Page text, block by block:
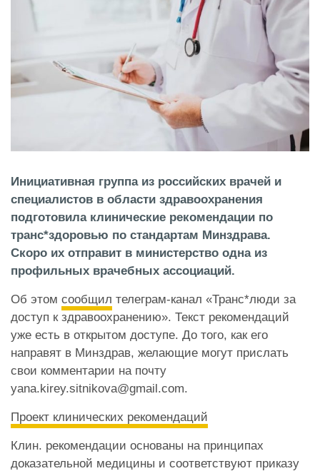
Инициативная группа из российских врачей и
специалистов в области здравоохранения
подготовила клинические рекомендации по
транс*здоровью по стандартам Минздрава.
Скоро их отправит в министерство одна из
профильных врачебных ассоциаций.
Об этом сообщил телеграм-канал «Транс*люди за
доступ к здравоохранению». Текст рекомендаций
уже есть в открытом доступе. До того, как его
направят в Минздрав, желающие могут прислать
свои комментарии на почту
yana.kirey.sitnikova@gmail.com.
Проект клинических рекомендаций
Клин. рекомендации основаны на принципах
доказательной медицины и соответствуют приказу